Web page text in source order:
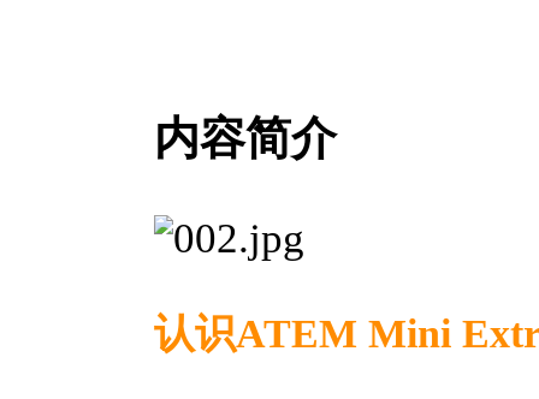
内容简介
认识ATEM Mini